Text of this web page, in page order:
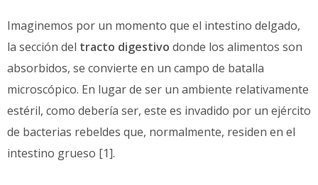
Imaginemos por un momento que el intestino delgado,
la sección del tracto digestivo donde los alimentos son
absorbidos, se convierte en un campo de batalla
microscópico. En lugar de ser un ambiente relativamente
estéril, como debería ser, este es invadido por un ejército
de bacterias rebeldes que, normalmente, residen en el
intestino grueso [1].